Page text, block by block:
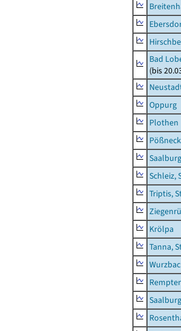
Bad
(bis
Oppurg
Plothen
Schleiz,
Triptis,
Krölpa
Tanna,